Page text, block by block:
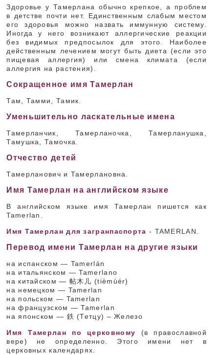
Здоровье у Тамерлана обычно крепкое, а проблем
в детстве почти нет. Единственным слабым местом
его здоровья можно назвать иммунную систему.
Иногда у него возникают аллергические реакции
без видимых предпосылок для этого. Наиболее
действенным лечением могут быть диета (если это
пищевая аллергия) или смена климата (если
аллергия на растения).
Сокращенное имя Тамерлан
Там, Тамми, Тамик.
Уменьшительно ласкательные имена
Тамерланчик, Тамерланочка, Тамерланушка,
Тамушка, Тамочка.
Отчество детей
Тамерланович и Тамерлановна.
Имя Тамерлан на английском языке
В английском языке имя Тамерлан пишется как
Tamerlan.
Имя Тамерлан для загранпаспорта - TAMERLAN.
Перевод имени Тамерлан на другие языки
на испанском — Tamerlán
на итальянском — Tamerlano
на китайском — 帖木儿 (tièmùér)
на немецком — Tamerlan
на польском — Tamerlan
на французском — Tamerlan
на японском — 鉄 (Тетцу) – Железо
Имя Тамерлан по церковному (в православной
вере) не определенно. Этого имени нет в
церковных календарях.